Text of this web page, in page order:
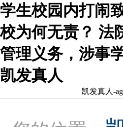
学生校园内打闹
校为何无责？ 法
管理义务，涉事
凯发真人
凯发真人-